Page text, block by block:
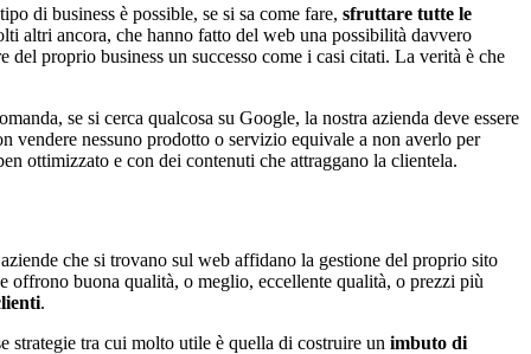
di business è possible, se si sa come fare, sfruttare tutte le
altri ancora, che hanno fatto del web una possibilità davvero
del proprio business un successo come i casi citati. La verità è che
se si cerca qualcosa su Google, la nostra azienda deve essere
vendere nessuno prodotto o servizio equivale a non averlo per
ottimizzato e con dei contenuti che attraggano la clientela.
che si trovano sul web affidano la gestione del proprio sito
offrono buona qualità, o meglio, eccellente qualità, o prezzi più
.
strategie tra cui molto utile è quella di costruire un imbuto di